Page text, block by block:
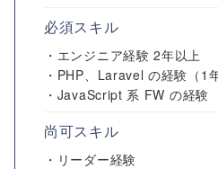
必須スキル
・エンジニア経験 2年以上
・PHP、Laravel の経験（1
・JavaScript 系 FW の経験
尚可スキル
・リーダー経験